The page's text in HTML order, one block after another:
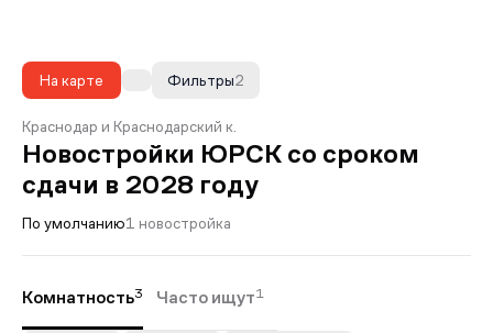
На карте 2
Фильтры
Краснодар и Краснодарский к.
Новостройки ЮРСК со сроком
сдачи в 2028 году
По умолчанию1 новостройка
Комнатность3 Часто ищут1